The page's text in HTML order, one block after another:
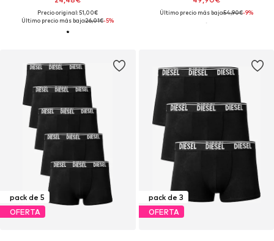
Precio original: 51,00€
Último precio más bajo:26,01€-5%
Último precio más bajo:54,90€-9%
pack de 5
OFERTA
pack de 3
OFERTA